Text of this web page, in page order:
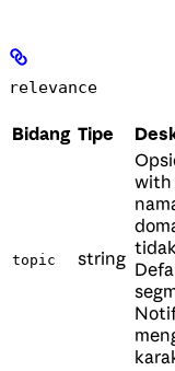
relevance
Bidang Tipe
topic string
with